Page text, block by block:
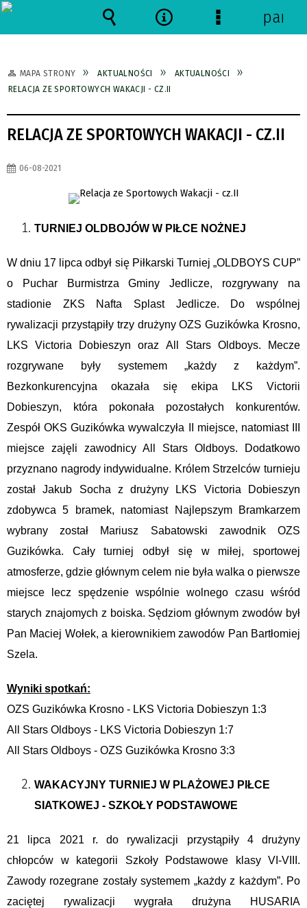
MAPA STRONY AKTUALNOŚCI
AKTUALNOŚCI
RELACJA ZE SPORTOWYCH WAKACJI - CZ.II
RELACJA ZE SPORTOWYCH WAKACJI - CZ.II
06-08-2021
TURNIEJ OLDBOJÓW W PIŁCE NOŻNEJ
W dniu 17 lipca odbył się Piłkarski Turniej „OLDBOYS CUP”
o Puchar Burmistrza Gminy Jedlicze, rozgrywany na
stadionie ZKS Nafta Splast Jedlicze. Do wspólnej
rywalizacji przystąpiły trzy drużyny OZS Guzikówka Krosno,
LKS Victoria Dobieszyn oraz All Stars Oldboys. Mecze
rozgrywane były systemem „każdy z każdym”.
Bezkonkurencyjna okazała się ekipa LKS Victorii
Dobieszyn, która pokonała pozostałych konkurentów.
Zespół OKS Guzikówka wywalczyła II miejsce, natomiast III
miejsce zajęli zawodnicy All Stars Oldboys. Dodatkowo
przyznano nagrody indywidualne. Królem Strzelców turnieju
został Jakub Socha z drużyny LKS Victoria Dobieszyn
zdobywca 5 bramek, natomiast Najlepszym Bramkarzem
wybrany został Mariusz Sabatowski zawodnik OZS
Guzikówka. Cały turniej odbył się w miłej, sportowej
atmosferze, gdzie głównym celem nie była walka o pierwsze
miejsce lecz spędzenie wspólnie wolnego czasu wśród
starych znajomych z boiska. Sędziom głównym zwodów był
Pan Maciej Wołek, a kierownikiem zawodów Pan Bartłomiej
Szela.
Wyniki spotkań:
OZS Guzikówka Krosno - LKS Victoria Dobieszyn 1:3
All Stars Oldboys - LKS Victoria Dobieszyn 1:7
All Stars Oldboys - OZS Guzikówka Krosno 3:3
WAKACYJNY TURNIEJ W PLAŻOWEJ PIŁCE
SIATKOWEJ - SZKOŁY PODSTAWOWE
21 lipca 2021 r. do rywalizacji przystąpiły 4 drużyny
chłopców w kategorii Szkoły Podstawowe klasy VI-VIII.
Zawody rozegrane zostały systemem „każdy z każdym”. Po
zaciętej rywalizacji wygrała drużyna HUSARIA
Wyszukiwarka
NarzędziaMenu
panel